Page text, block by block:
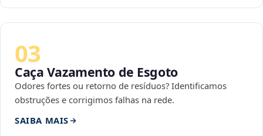
03
Caça Vazamento de Esgoto
Odores fortes ou retorno de resíduos? Identificamos
obstruções e corrigimos falhas na rede.
SAIBA MAIS